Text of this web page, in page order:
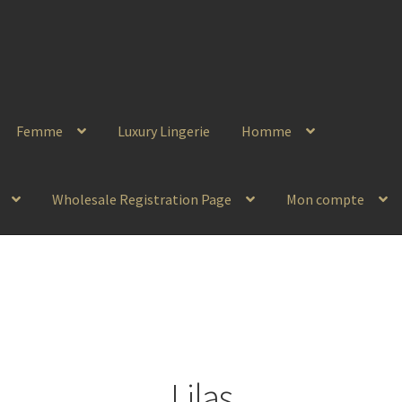
Femme Luxury Lingerie Homme
Wholesale Registration Page Mon compte